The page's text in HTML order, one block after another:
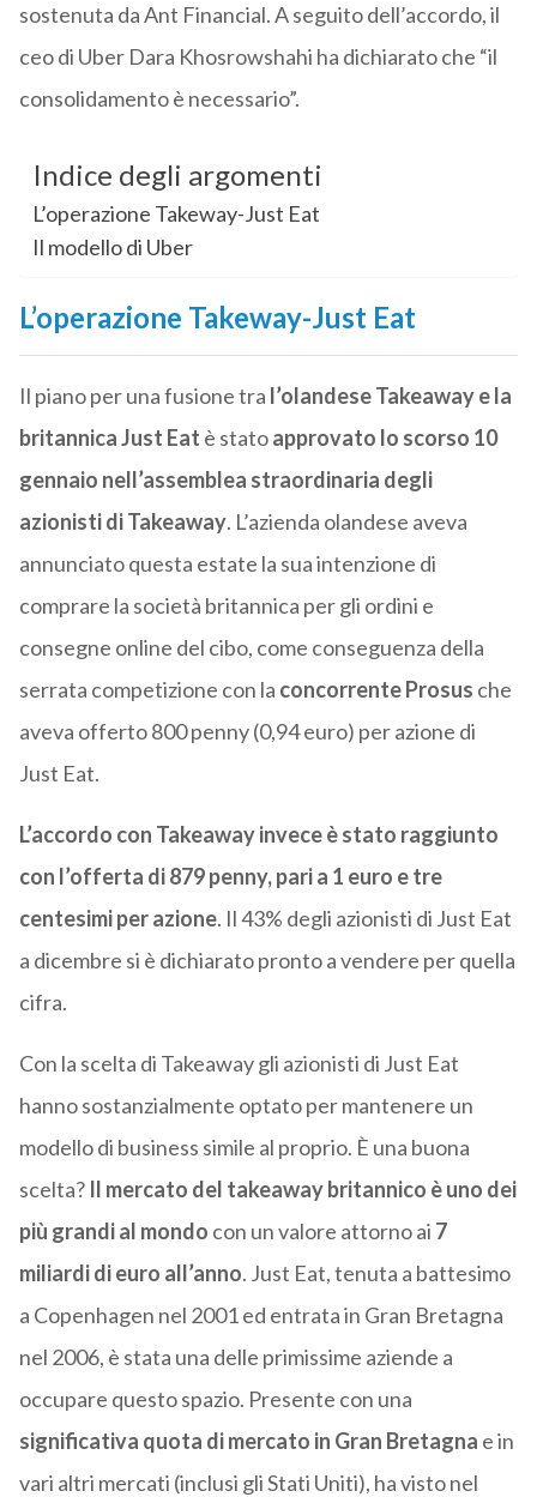
sostenuta da Ant Financial. A seguito dell’accordo, il
ceo di Uber Dara Khosrowshahi ha dichiarato che “il
consolidamento è necessario”.
Indice degli argomenti
L’operazione Takeway-Just Eat
Il modello di Uber
L’operazione Takeway-Just Eat
Il piano per una fusione tra l’olandese Takeaway e la
britannica Just Eat è statoapprovato lo scorso 10
gennaio nell’assemblea straordinaria degli
azionisti di Takeaway. L’azienda olandese aveva
annunciato questa estate la sua intenzione di
comprare la società britannica per gli ordini e
consegne online del cibo, come conseguenza della
serrata competizione con la concorrente Prosus che
aveva offerto 800 penny (0,94 euro) per azione di
Just Eat.
L’accordo con Takeaway invece è stato raggiunto
con l’offerta di 879 penny, pari a 1 euro e tre
centesimi per azione. Il 43% degli azionisti di Just Eat
a dicembre si è dichiarato pronto a vendere per quella
cifra.
Con la scelta di Takeaway gli azionisti di Just Eat
hanno sostanzialmente optato per mantenere un
modello di business simile al proprio. È una buona
scelta? Il mercato del takeaway britannico è uno dei
più grandi al mondo con un valore attorno ai 7
miliardi di euro all’anno. Just Eat, tenuta a battesimo
a Copenhagen nel 2001 ed entrata in Gran Bretagna
nel 2006, è stata una delle primissime aziende a
occupare questo spazio. Presente con una
significativa quota di mercato in Gran Bretagna e in
vari altri mercati (inclusi gli Stati Uniti), ha visto nel